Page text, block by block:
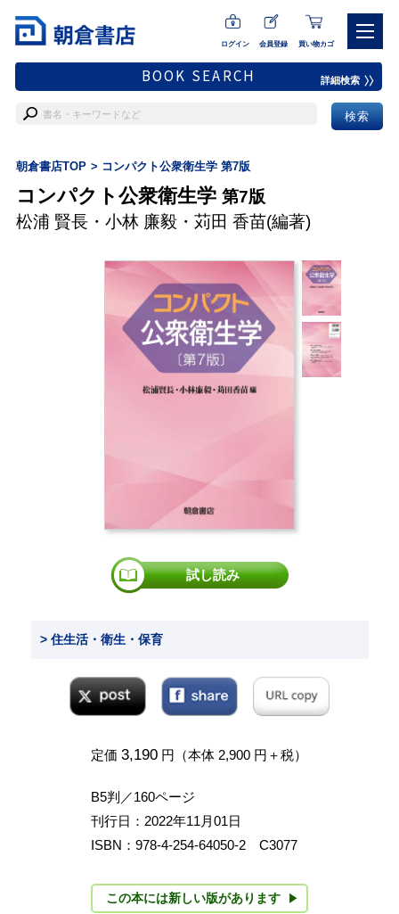
ログイン 会員登録 買い物カゴ
BOOK SEARCH 詳細検索
朝倉書店TOP コンパクト公衆衛生学 第7版
コンパクト公衆衛生学 第7版
松浦 賢長・ 小林 廉毅・ 苅田 香苗(編著)
試し読み
> 住生活・衛生・保育
定価 3,190 円（本体 2,900 円＋税）
B5判／160ページ
刊行日：2022年11月01日
ISBN：978-4-254-64050-2 C3077
この本には新しい版があります